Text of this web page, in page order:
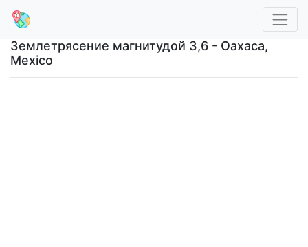
Землетрясение магнитудой 3,6 - Oaxaca,
Mexico